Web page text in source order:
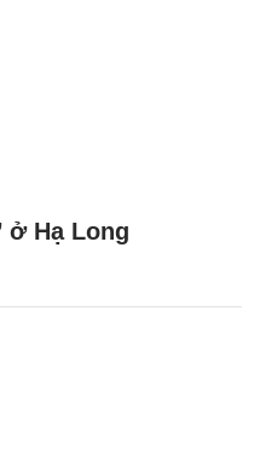
ở Hạ Long